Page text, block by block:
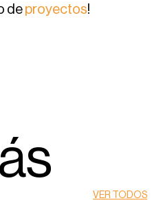
de proyectos!
VER TODOS